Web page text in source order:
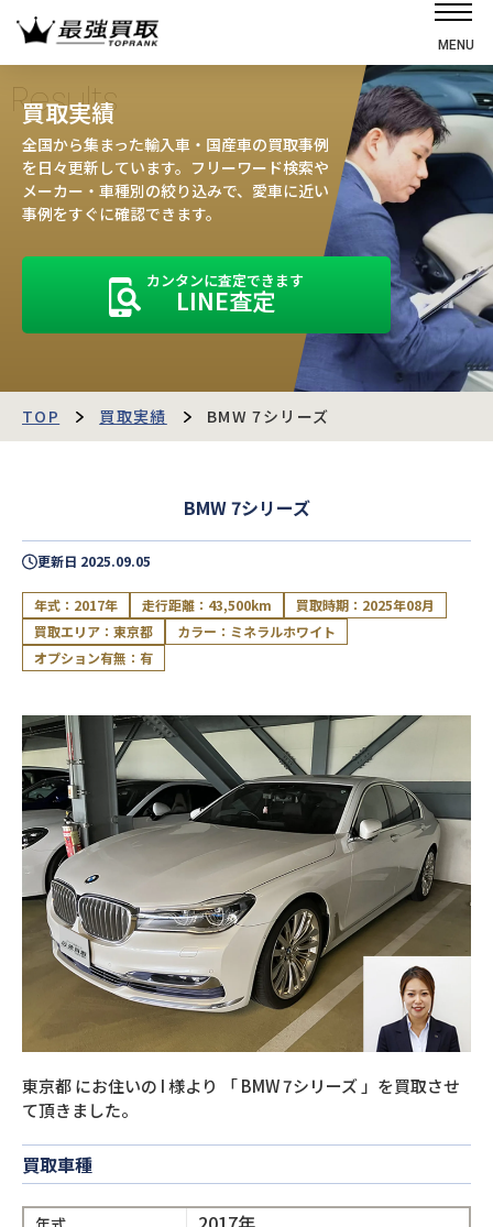
MENU
選ばれる理由
高価買取の仕組み
売却の流れ
お客様の声
運営会社
最強買取マガジン
閉じる
Results
買取実績
全国から集まった輸入車・国産車の買取事例
を日々更新しています。フリーワード検索や
メーカー・車種別の絞り込みで、愛車に近い
事例をすぐに確認できます。
カンタンに査定できます
LINE査定
TOP 買取実績 BMW 7シリーズ
BMW 7シリーズ
更新日 2025.09.05
年式：2017年 走行距離：43,500km
買取時期：2025年08月
買取エリア：東京都
カラー：ミネラルホワイト
オプション有無：有
東京都にお住いの I様より 「BMW 7シリーズ 」を買取させ
て頂きました。
買取車種